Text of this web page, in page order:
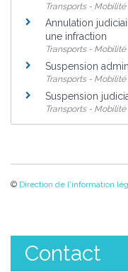
Transports - Mobilité
Annulation
une infraction
Transports - Mobilité
Suspension
Transports - Mobilité
Suspension
Transports - Mobilité
© Direction de l'information
Contact